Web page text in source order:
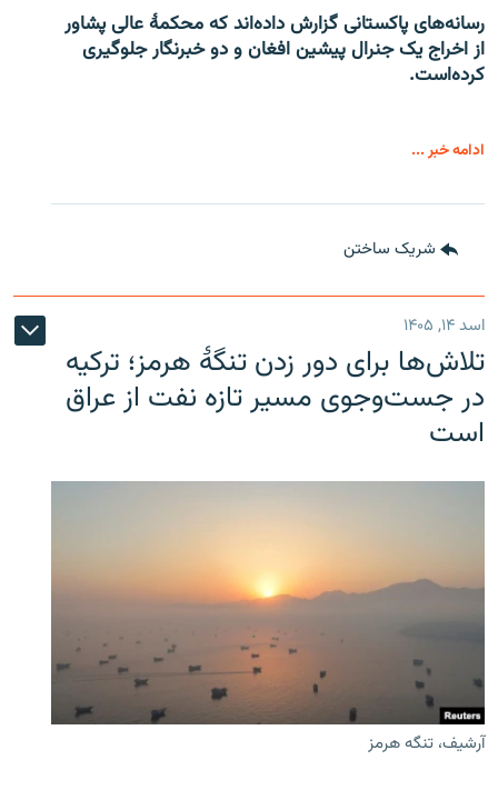
رسانه‌های پاکستانی گزارش داده‌اند که محکمۀ عالی پشاور
از اخراج یک جنرال پیشین افغان و دو خبرنگار جلوگیری
کرده‌است.
ادامه خبر ...
شریک ساختن
اسد ۱۴, ۱۴۰۵
تلاش‌ها برای دور زدن تنگۀ هرمز؛ ترکیه
در جست‌وجوی مسیر تازه نفت از عراق
است
آرشیف، تنگه هرمز